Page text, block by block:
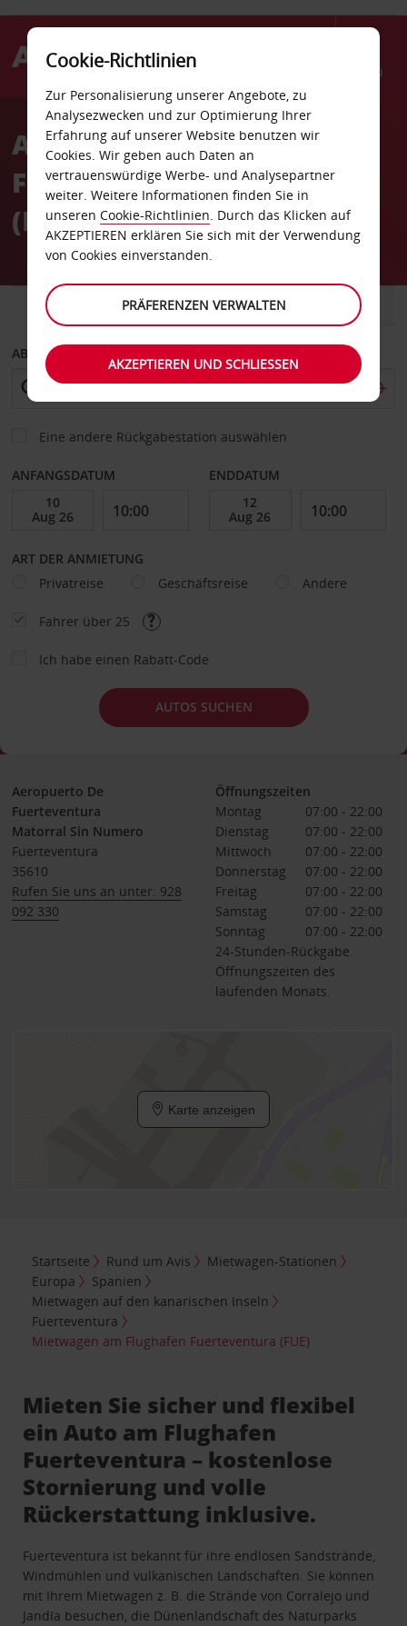
Menü
AvisAutovermietung
Fuerteventura Flughafen
(FUE)
FAHRZEUG TRANSPORTER
ABHOLEN VON
Eine andere Rückgabestation auswählen
ANFANGSDATUM ENDDATUM
ART DER ANMIETUNG
Privatreise
Geschäftsreise Andere
Fahrer über 25
Ich habe einen Rabatt-Code
AUTOS SUCHEN
Aeropuerto De
Fuerteventura
Matorral Sin Numero
Fuerteventura
35610
Rufen Sie uns an unter: 928
092 330
Öffnungszeiten
Montag
07:00 - 22:00
Dienstag
07:00 - 22:00
Mittwoch
07:00 - 22:00
Donnerstag
07:00 - 22:00
Freitag
07:00 - 22:00
Samstag
07:00 - 22:00
Sonntag
07:00 - 22:00
24-Stunden-Rückgabe.
Öffnungszeiten des
laufenden Monats.
Karte anzeigen
Startseite Rund um Avis
Mietwagen-Stationen
Europa
Spanien
Mietwagen auf den kanarischen Inseln
Fuerteventura
Mietwagen am Flughafen Fuerteventura (FUE)
Mieten Sie sicher und flexibel
ein Auto am Flughafen
Fuerteventura – kostenlose
Stornierung und volle
Rückerstattung inklusive.
Fuerteventura ist bekannt für ihre endlosen Sandstrände,
Windmühlen und vulkanischen Landschaften. Sie können
mit Ihrem Mietwagen z. B. die Strände von Corralejo und
Jandía besuchen, die Dünenlandschaft des Naturparks
Cookie-Richtlinien
Zur Personalisierung unserer Angebote, zu
Analysezwecken und zur Optimierung Ihrer
Erfahrung auf unserer Website benutzen wir
Cookies. Wir geben auch Daten an
vertrauenswürdige Werbe- und Analysepartner
weiter. Weitere Informationen finden Sie in
unseren Cookie-Richtlinien. Durch das Klicken auf
AKZEPTIEREN erklären Sie sich mit der Verwendung
von Cookies einverstanden.
PRÄFERENZEN VERWALTEN
AKZEPTIEREN UND SCHLIESSEN